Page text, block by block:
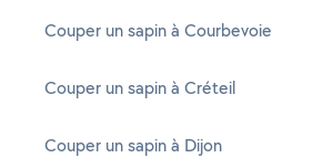
Couper un sapin à Courbevoie
Couper un sapin à Créteil
Couper un sapin à Dijon